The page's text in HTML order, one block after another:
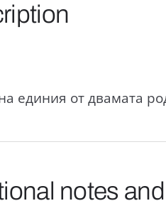
единия от двамата
notes